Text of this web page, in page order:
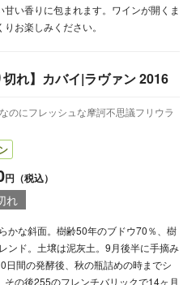
い香りに包まれます。ワインが開くま
お楽しみください。
切れ】カバイ|ラヴァン 2016
のにフレッシュな摩訶不思議フリウラ
円（税込）
れ
かな斜面。樹齢50年のブドウ70％、樹
ンド。土壌は泥灰土。9月後半に手摘み
日間の発酵後、秋の瓶詰めの時までシ
その後255のフレンチバリックで14ヶ月